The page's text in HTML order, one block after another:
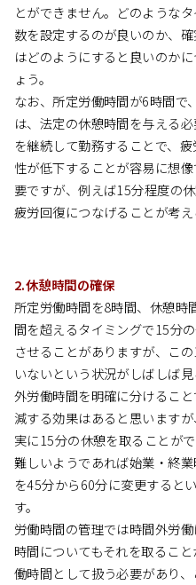
とができません。どのような
数を設定するのが良いのか、
はどのようにすると良いのか
ょう。
なお、所定労働時間が6時間で
は、法定の休憩時間を与える
を継続して勤務することで、
性が低下することが容易に想
要ですが、例えば15分程度の
疲労回復につなげることが考え
2.休憩時間の確保
所定労働時間を8時間、休憩時
間を超えるタイミングで15分
させることがありますが、こ
いないという状況がしばしば
外労働時間を明確に分けるこ
減する効果はあると思います
実に15分の休憩を取ることが
難しいようであれば始業・終
を45分から60分に変更すると
す。
労働時間の管理では時間外労
時間についてもそれを取るこ
働時間として扱う必要があり